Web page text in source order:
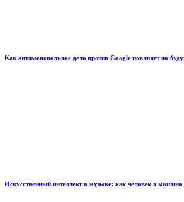
Как антимонопольное дело против Google повлияет на
Искусственный интеллект в музыке: как человек и